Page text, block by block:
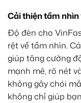
Cải thiện tầm
Độ đèn cho
rệt về tầm nhìn.
giúp tăng cường
mạnh mẽ, rõ nét
không gây chói
không chỉ giúp